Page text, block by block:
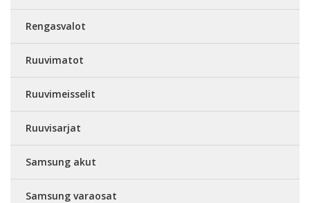
Rengasvalot
Ruuvimatot
Ruuvimeisselit
Ruuvisarjat
Samsung akut
Samsung varaosat